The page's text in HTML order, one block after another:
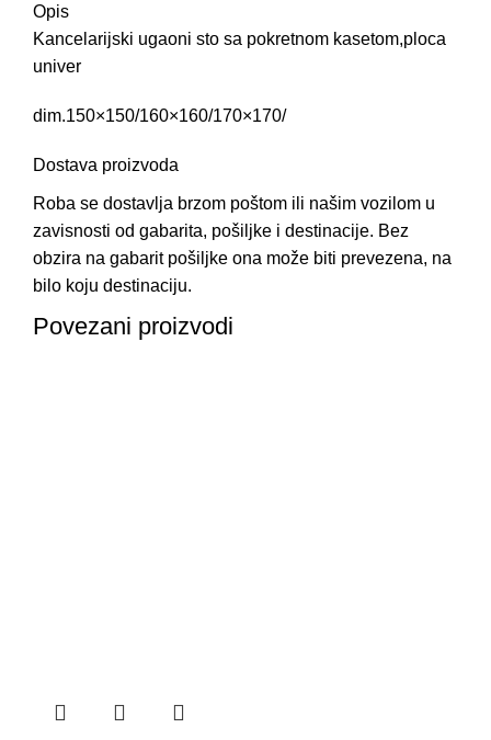
Opis
Kancelarijski ugaoni sto sa pokretnom kasetom,ploca
univer
dim.150×150/160×160/170×170/
Dostava proizvoda
Roba se dostavlja brzom poštom ili našim vozilom u
zavisnosti od gabarita, pošiljke i destinacije. Bez
obzira na gabarit pošiljke ona može biti prevezena, na
bilo koju destinaciju.
Povezani proizvodi